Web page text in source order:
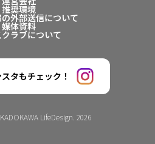
推奨環境
外部送信について
媒体資料
クラブについて
タもチェック！
LifeDesign. 2026